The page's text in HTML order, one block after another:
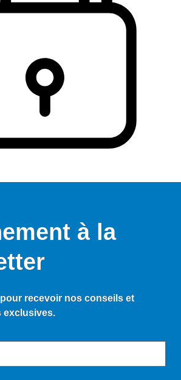
à la
recevoir nos conseils et
exclusives.